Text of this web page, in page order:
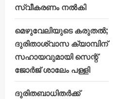
സ്വീകരണം നൽകി
മെഴുവേലിയുടെ കരുതൽ;
ദുരിതാശ്വാസ ക്യാമ്പിന്
സഹായവുമായി സെന്റ്
ജോർജ് ശാലേം പള്ളി
ദുരിതബാധിതർക്ക്